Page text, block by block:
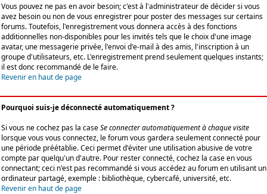
Vous pouvez ne pas en avoir besoin; c'est à l'administrateur de décider si vous
avez besoin ou non de vous enregistrer pour poster des messages sur certains
forums. Toutefois, l'enregistrement vous donnera accès à des fonctions
additionnelles non-disponibles pour les invités tels que le choix d'une image
avatar, une messagerie privée, l'envoi d'e-mail à des amis, l'inscription à un
groupe d'utilisateurs, etc. L'enregistrement prend seulement quelques instants;
il est donc recommandé de le faire.
Revenir en haut de page
Pourquoi suis-je déconnecté automatiquement ?
Si vous ne cochez pas la caseSe connecter automatiquement à chaque visite
lorsque vous vous connectez, le forum vous gardera seulement connecté pour
une période préétablie. Ceci permet d'éviter une utilisation abusive de votre
compte par quelqu'un d'autre. Pour rester connecté, cochez la case en vous
connectant; ceci n'est pas recommandé si vous accédez au forum en utilisant un
ordinateur partagé, exemple : bibliothèque, cybercafé, université, etc.
Revenir en haut de page